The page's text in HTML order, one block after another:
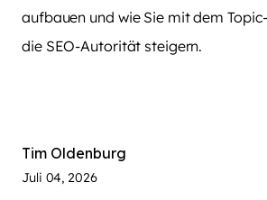
aufbauen und wie Sie mit dem
die SEO-Autorität steigern.
Tim Oldenburg
Juli 04, 2026